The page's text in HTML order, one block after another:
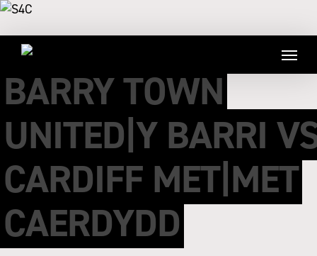
BARRY TOWN
UNITED|Y BARRI
CARDIFF MET|MET
CAERDYDD